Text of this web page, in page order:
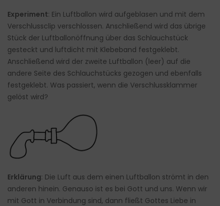
Experiment: Ein Luftballon wird aufgeblasen und mit dem
Verschlussclip verschlossen. Anschließend wird das übrige
Stück der Luftballonöffnung über das Schlauchstück
gesteckt und luftdicht mit Klebeband festgeklebt.
Anschließend wird der zweite Luftballon (leer) auf die
andere Seite des Schlauchstücks gezogen und ebenfalls
festgeklebt. Was passiert, wenn die Verschlussklammer
gelöst wird?
Erklärung: Die Luft aus dem einen Luftballon strömt in den
anderen hinein. Genauso ist es bei Gott und uns. Wenn wir
mit Gott in Verbindung sind, dann fließt Gottes Liebe in